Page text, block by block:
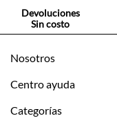
Devoluciones
Sin costo
Nosotros
Acerca de Tennis
Centro ayuda
Mis pedidos
Categorías